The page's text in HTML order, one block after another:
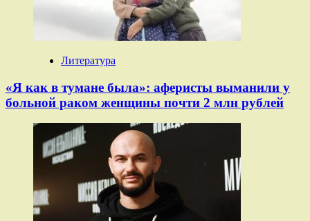
Литература
«Я как в тумане была»: аферисты выманили у
больной раком женщины почти 2 млн рублей